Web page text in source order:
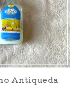
Antiqueda